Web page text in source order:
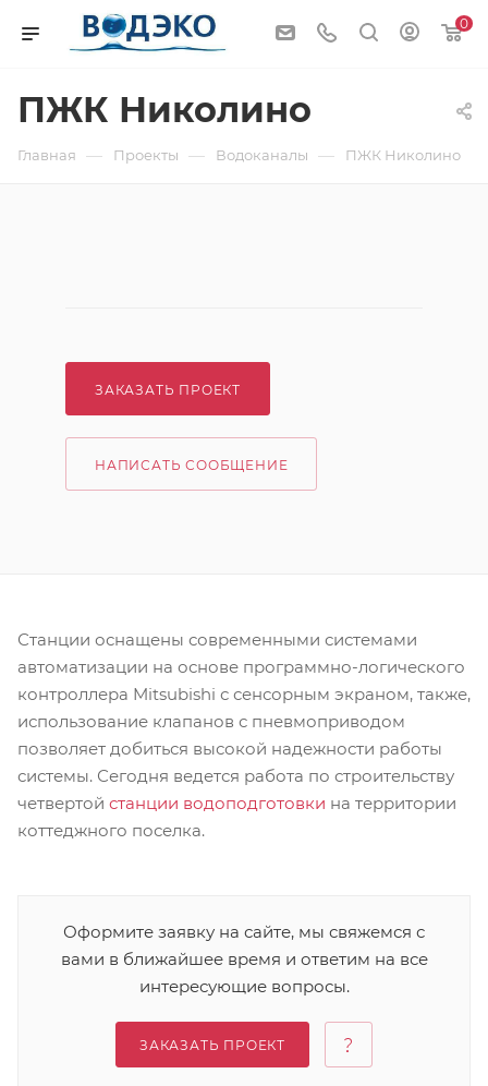
0
ПЖК Николино
Главная — Проекты — Водоканалы — ПЖК Николино
ЗАКАЗАТЬ ПРОЕКТ
НАПИСАТЬ СООБЩЕНИЕ
Станции оснащены современными системами
автоматизации на основе программно-логического
контроллера Mitsubishi с сенсорным экраном, также,
использование клапанов с пневмоприводом
позволяет добиться высокой надежности работы
системы. Сегодня ведется работа по строительству
четвертой станции водоподготовки на территории
коттеджного поселка.
Оформите заявку на сайте, мы свяжемся с
вами в ближайшее время и ответим на все
интересующие вопросы.
ЗАКАЗАТЬ ПРОЕКТ